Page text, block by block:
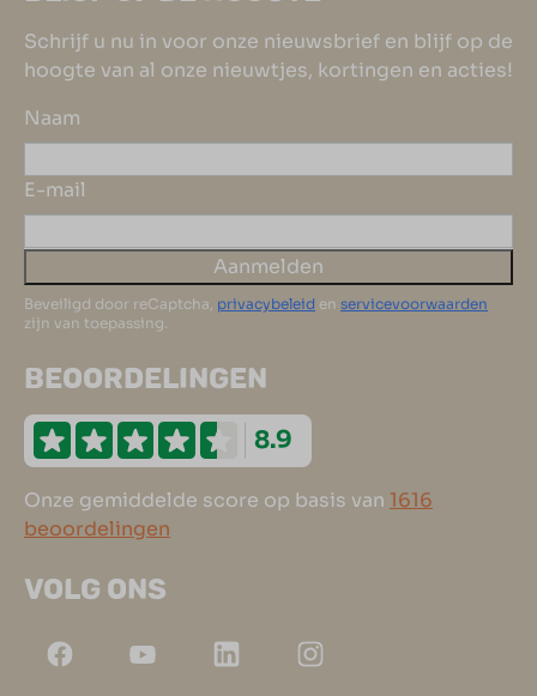
Schrijf u nu in voor onze nieuwsbrief en blijf op de
hoogte van al onze nieuwtjes, kortingen en acties!
Naam
E-mail
Aanmelden
Beveiligd door reCaptcha, privacybeleid en servicevoorwaarden
zijn van toepassing.
BEOORDELINGEN
8.9
Onze gemiddelde score op basis van 1616
beoordelingen
VOLG ONS